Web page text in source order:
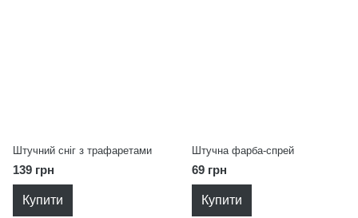
Штучний сніг з трафаретами
139 грн
Купити
Штучна фарба-спрей
69 грн
Купити